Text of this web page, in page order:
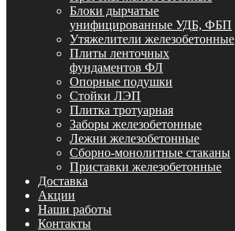
Блоки дырчатые
унифицированные УДБ, ФБП
Утяжелители железобетонные
Плиты ленточных
фундаментов ФЛ
Опорные подушки
Стойки ЛЭП
Плитка тротуарная
Заборы железобетонные
Лежни железобетонные
Сборно-монолитные стаканы
Приставки железобетонные
Доставка
Акции
Наши работы
Контакты